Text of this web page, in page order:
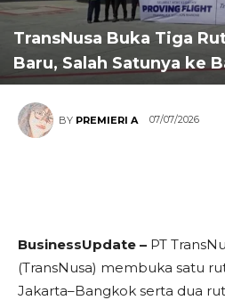
TransNusa Buka Tiga
Baru, Salah Satunya ke
BY PREMIERI A 07/07/2026
BusinessUpdate – PT
(TransNusa) membuka satu
Jakarta–Bangkok serta dua